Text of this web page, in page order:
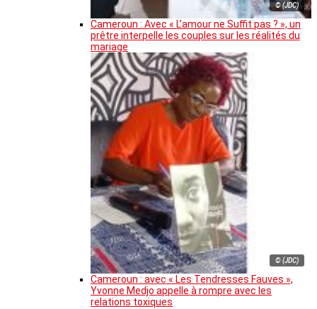
© (JDC)
Cameroun : Avec « L’amour ne Suffit pas ? », un
prêtre interpelle les couples sur les réalités du
mariage
© (JDC)
Cameroun : avec « Les Tendresses Fauves »,
Yvonne Medjo appelle à rompre avec les
relations toxiques